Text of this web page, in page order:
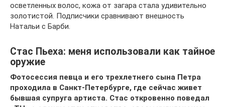
осветленных волос, кожа от загара стала удивительно
золотистой. Подписчики сравнивают внешность
Натальи с Барби.
Стас Пьеха: меня использовали как тайное
оружие
Фотосессия певца и его трехлетнего сына Петра
проходила в Санкт-Петербурге, где сейчас живет
бывшая супруга артиста. Стас откровенно поведал